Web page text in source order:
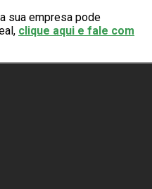
sua empresa pode
clique aqui e fale com